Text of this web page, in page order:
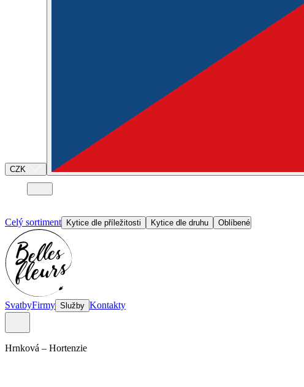
CZK
Celý sortiment Kytice dle příležitosti Kytice dle druhu Oblíbené
SvatbyFirmy Služby Kontakty
Hrnková – Hortenzie